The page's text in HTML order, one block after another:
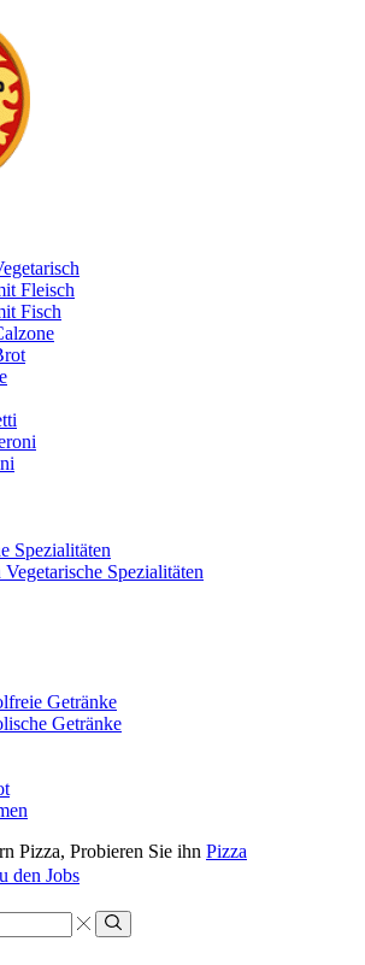
Fleisch
Fisch
Spezialitäten
Spezialitäten
Getränke
Getränke
Pizza, Probieren Sie ihn Pizza
den Jobs
Suche